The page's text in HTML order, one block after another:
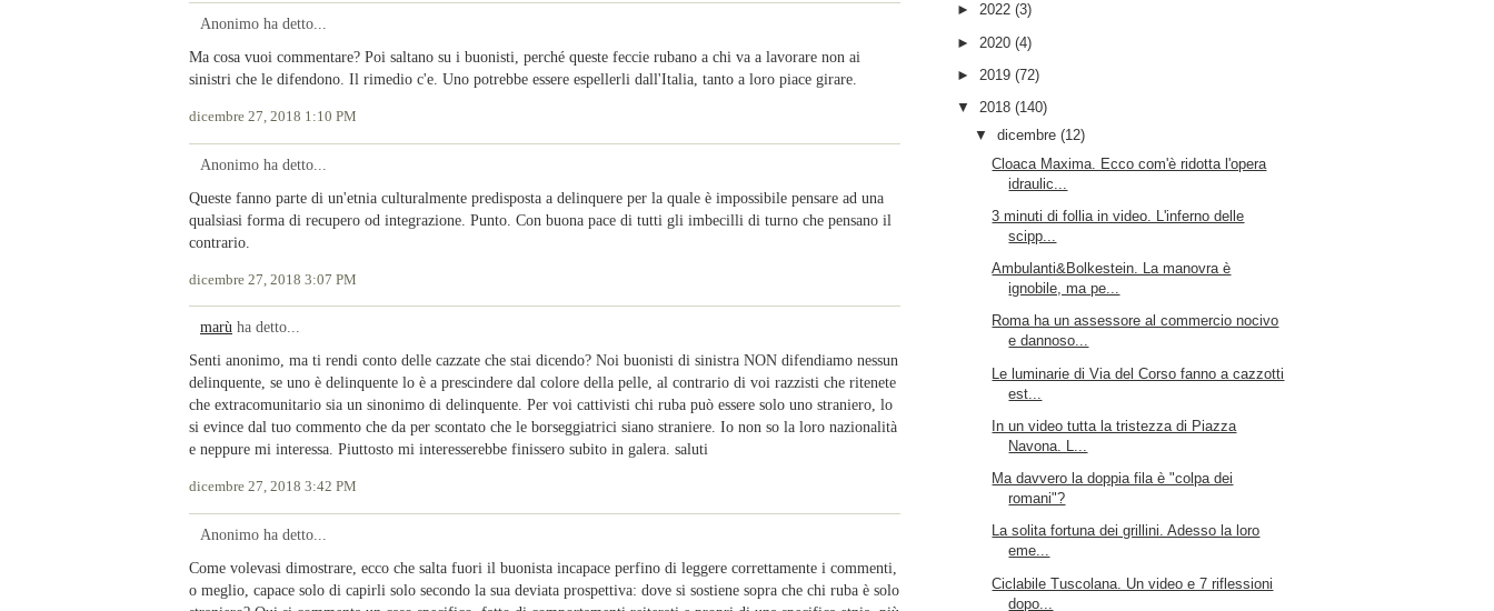
Anonimo ha detto...
Ma cosa vuoi commentare? Poi saltano su i buonisti, perché queste feccie rubano a chi va a lavorare non ai
sinistri che le difendono. Il rimedio c'e. Uno potrebbe essere espellerli dall'Italia, tanto a loro piace girare.
dicembre 27, 2018 1:10 PM
Anonimo ha detto...
Queste fanno parte di un'etnia culturalmente predisposta a delinquere per la quale è impossibile pensare ad una
qualsiasi forma di recupero od integrazione. Punto. Con buona pace di tutti gli imbecilli di turno che pensano il
contrario.
dicembre 27, 2018 3:07 PM
marù ha detto...
Senti anonimo, ma ti rendi conto delle cazzate che stai dicendo? Noi buonisti di sinistra NON difendiamo nessun
delinquente, se uno è delinquente lo è a prescindere dal colore della pelle, al contrario di voi razzisti che ritenete
che extracomunitario sia un sinonimo di delinquente. Per voi cattivisti chi ruba può essere solo uno straniero, lo
si evince dal tuo commento che da per scontato che le borseggiatrici siano straniere. Io non so la loro nazionalità
e neppure mi interessa. Piuttosto mi interesserebbe finissero subito in galera. saluti
dicembre 27, 2018 3:42 PM
Anonimo ha detto...
Come volevasi dimostrare, ecco che salta fuori il buonista incapace perfino di leggere correttamente i commenti,
o meglio, capace solo di capirli solo secondo la sua deviata prospettiva: dove si sostiene sopra che chi ruba è solo
► 2022 (3)
► 2020 (4)
► 2019 (72)
▼ 2018 (140)
▼ dicembre (12)
Cloaca Maxima. Ecco com'è ridotta l'opera
idraulic...
3 minuti di follia in video. L'inferno delle
scipp...
Ambulanti&Bolkestein. La manovra è
ignobile, ma pe...
Roma ha un assessore al commercio nocivo
e dannoso...
Le luminarie di Via del Corso fanno a cazzotti
est...
In un video tutta la tristezza di Piazza
Navona. L...
Ma davvero la doppia fila è "colpa dei
romani"?
La solita fortuna dei grillini. Adesso la loro
eme...
Ciclabile Tuscolana. Un video e 7 riflessioni
dopo...